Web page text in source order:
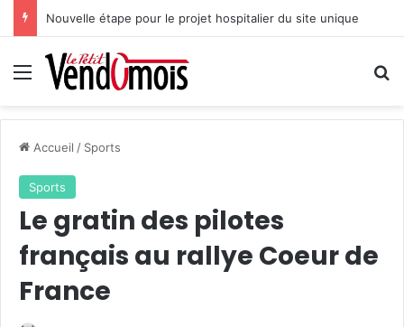
Nouvelle étape pour le projet hospitalier du site unique
Menu
Accueil / Sports
Sports
Le gratin des pilotes
français au rallye Coeur de
France